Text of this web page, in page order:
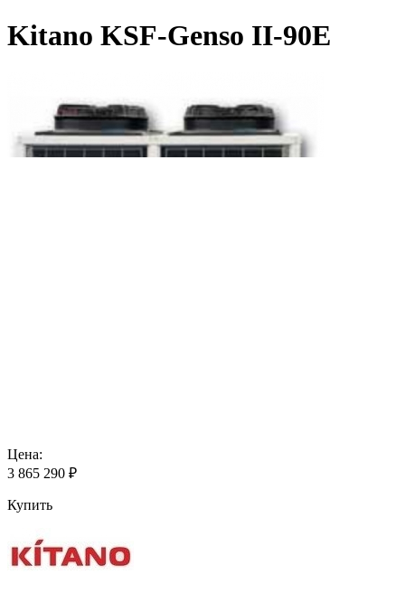
Kitano KSF-Genso II-90E
Цена:
3 865 290 ₽
Купить